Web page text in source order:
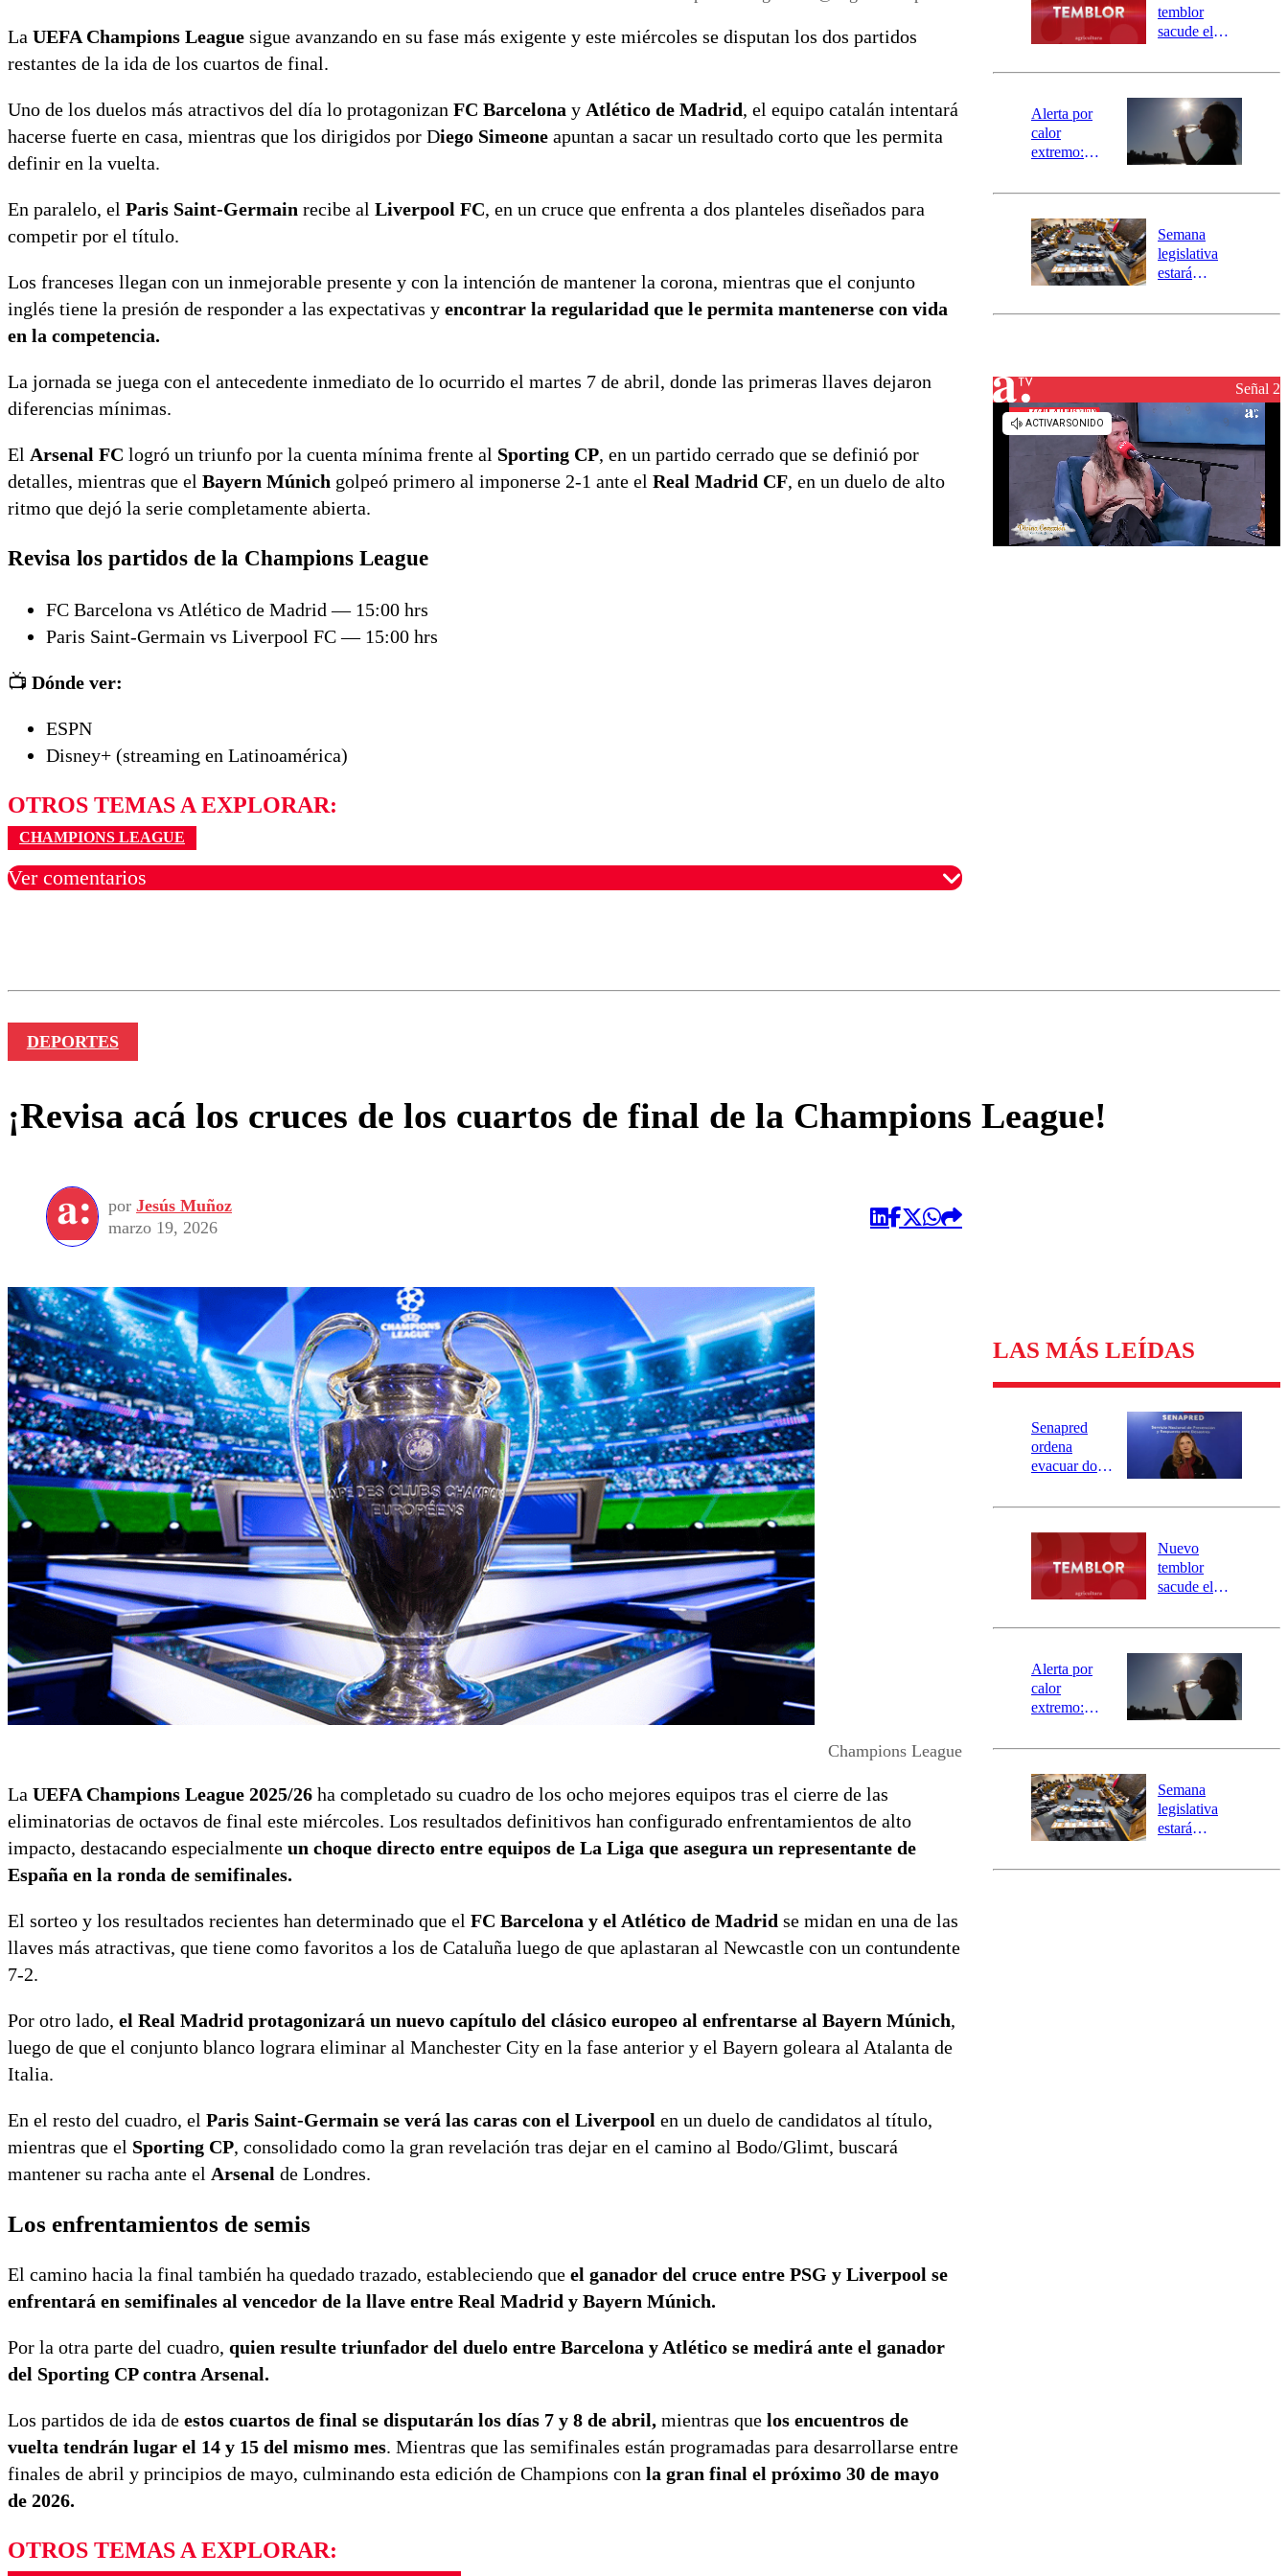
La UEFA Champions League sigue avanzando en su fase más exigente y este miércoles se disputan los dos partidos
restantes de la ida de los cuartos de final.
Uno de los duelos más atractivos del día lo protagonizan FC Barcelona y Atlético de Madrid, el equipo catalán intentará
hacerse fuerte en casa, mientras que los dirigidos por Diego Simeone apuntan a sacar un resultado corto que les permita
definir en la vuelta.
En paralelo, el Paris Saint-Germain recibe al Liverpool FC, en un cruce que enfrenta a dos planteles diseñados para
competir por el título.
Los franceses llegan con un inmejorable presente y con la intención de mantener la corona, mientras que el conjunto
inglés tiene la presión de responder a las expectativas y encontrar la regularidad que le permita mantenerse con vida
en la competencia.
La jornada se juega con el antecedente inmediato de lo ocurrido el martes 7 de abril, donde las primeras llaves dejaron
diferencias mínimas.
El Arsenal FC logró un triunfo por la cuenta mínima frente al Sporting CP, en un partido cerrado que se definió por
detalles, mientras que el Bayern Múnich golpeó primero al imponerse 2-1 ante el Real Madrid CF, en un duelo de alto
ritmo que dejó la serie completamente abierta.
Revisa los partidos de la Champions League
FC Barcelona vs Atlético de Madrid — 15:00 hrs
Paris Saint-Germain vs Liverpool FC — 15:00 hrs
📺 Dónde ver:
ESPN
Disney+ (streaming en Latinoamérica)
OTROS TEMAS A EXPLORAR:
CHAMPIONS LEAGUE
Ver comentarios
activa
mensajería
SAE
temblor
sacude el
revisa la
epicentro
Alerta por
calor
extremo:
activa Alerta
Preventiva en
tres comunas
Semana
legislativa
estará
el fin de la
reconstrucciónSeñal 2
DEPORTES
¡Revisa acá los cruces de los cuartos de final de la Champions League!
por Jesús Muñoz
marzo 19, 2026
Champions League
La UEFA Champions League 2025/26 ha completado su cuadro de los ocho mejores equipos tras el cierre de las
eliminatorias de octavos de final este miércoles. Los resultados definitivos han configurado enfrentamientos de alto
impacto, destacando especialmente un choque directo entre equipos de La Liga que asegura un representante de
España en la ronda de semifinales.
El sorteo y los resultados recientes han determinado que el FC Barcelona y el Atlético de Madrid se midan en una de las
llaves más atractivas, que tiene como favoritos a los de Cataluña luego de que aplastaran al Newcastle con un contundente
7-2.
Por otro lado, el Real Madrid protagonizará un nuevo capítulo del clásico europeo al enfrentarse al Bayern Múnich,
luego de que el conjunto blanco lograra eliminar al Manchester City en la fase anterior y el Bayern goleara al Atalanta de
Italia.
En el resto del cuadro, el Paris Saint-Germain se verá las caras con el Liverpool en un duelo de candidatos al título,
mientras que el Sporting CP, consolidado como la gran revelación tras dejar en el camino al Bodo/Glimt, buscará
mantener su racha ante el Arsenal de Londres.
Los enfrentamientos de semis
El camino hacia la final también ha quedado trazado, estableciendo que el ganador del cruce entre PSG y Liverpool se
enfrentará en semifinales al vencedor de la llave entre Real Madrid y Bayern Múnich.
Por la otra parte del cuadro, quien resulte triunfador del duelo entre Barcelona y Atlético se medirá ante el ganador
del Sporting CP contra Arsenal.
Los partidos de ida de estos cuartos de final se disputarán los días 7 y 8 de abril, mientras que los encuentros de
vuelta tendrán lugar el 14 y 15 del mismo mes. Mientras que las semifinales están programadas para desarrollarse entre
finales de abril y principios de mayo, culminando esta edición de Champions con la gran final el próximo 30 de mayo
de 2026.
OTROS TEMAS A EXPLORAR:
LAS MÁS LEÍDAS
Senapred
ordena
evacuar dos
Carahue por
río Damas:
activa
mensajería
SAE
Nuevo
temblor
sacude el
revisa la
epicentro
Alerta por
calor
extremo:
activa Alerta
Preventiva en
tres comunas
Semana
legislativa
estará
el fin de la